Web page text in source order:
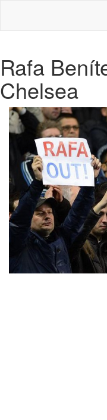
Rafa
Chelsea